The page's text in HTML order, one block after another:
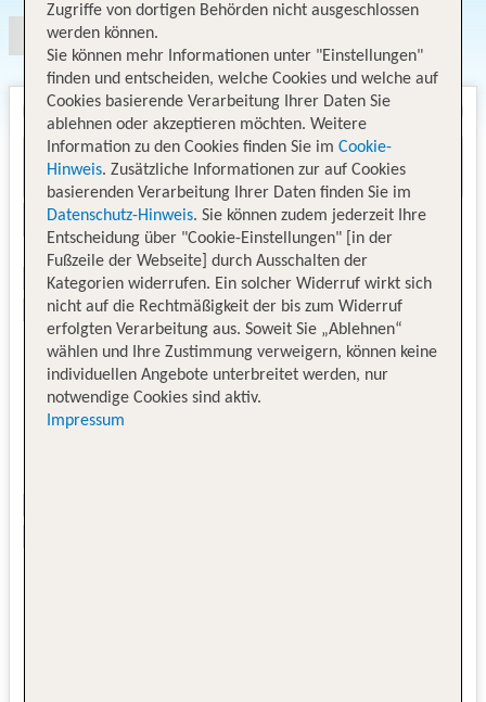
Zugriffe von dortigen Behörden nicht ausgeschlossen
werden können.
Sie können mehr Informationen unter "Einstellungen"
finden und entscheiden, welche Cookies und welche auf
Cookies basierende Verarbeitung Ihrer Daten Sie
ablehnen oder akzeptieren möchten. Weitere
Information zu den Cookies finden Sie im Cookie-
Hinweis. Zusätzliche Informationen zur auf Cookies
basierenden Verarbeitung Ihrer Daten finden Sie im
Datenschutz-Hinweis. Sie können zudem jederzeit Ihre
Entscheidung über "Cookie-Einstellungen" [in der
Fußzeile der Webseite] durch Ausschalten der
Kategorien widerrufen. Ein solcher Widerruf wirkt sich
nicht auf die Rechtmäßigkeit der bis zum Widerruf
erfolgten Verarbeitung aus. Soweit Sie „Ablehnen“
wählen und Ihre Zustimmung verweigern, können keine
individuellen Angebote unterbreitet werden, nur
notwendige Cookies sind aktiv.
Impressum